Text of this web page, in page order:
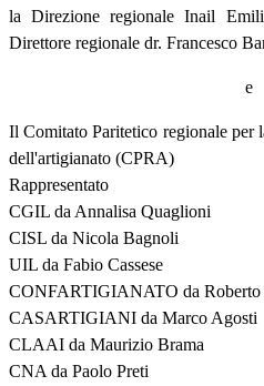
la Direzione regionale Inail
Direttore regionale dr. Francesco
e
Il Comitato Paritetico regionale per
dell'artigianato (CPRA)
Rappresentato
CGIL da Annalisa Quaglioni
CISL da Nicola Bagnoli
UIL da Fabio Cassese
CONFARTIGIANATO da Roberto
CASARTIGIANI da Marco Agosti
CLAAI da Maurizio Brama
CNA da Paolo Preti